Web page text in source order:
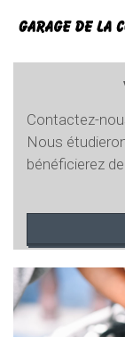
Contactez-
Nous
bénéficierez